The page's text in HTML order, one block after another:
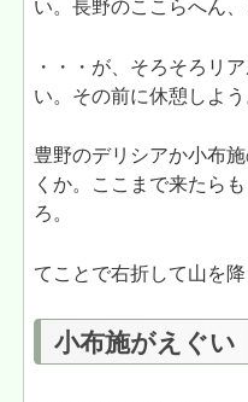
い。長野のここらへん、
・・・が、そろそろリ
い。その前に休憩しよ
豊野のデリシアか小布
くか。ここまで来たら
ろ。
てことで右折して山を
小布施がえぐい